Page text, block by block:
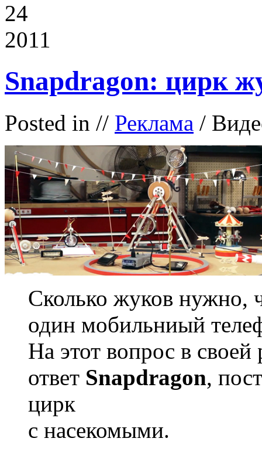
24
2011
Snapdragon: цирк
Posted in // Реклама /
Сколько жуков нужно,
один мобильниый
На этот вопрос в своей
ответ Snapdragon,
цирк
с насекомыми.